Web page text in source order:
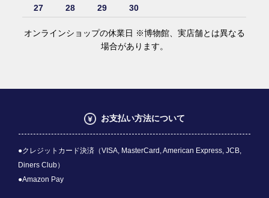
27
28 29 30
オンラインショップの休業日 ※博物館、実店舗とは異なる
場合があります。
お支払い方法について
●クレジットカード決済（VISA, MasterCard, American Express, JCB,
Diners Club）
●Amazon Pay